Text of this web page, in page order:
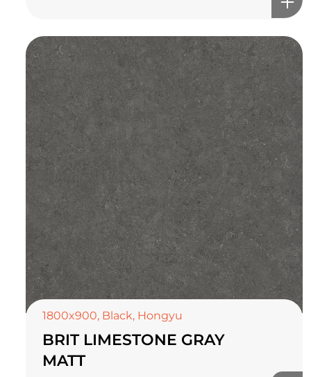
1800x900, Black, Hongyu
BRIT LIMESTONE GRAY
MATT
TOP CERAMICSБайгалын өнгө тансаг
мэдрэмжийг таны орчинд
онлайн туслах